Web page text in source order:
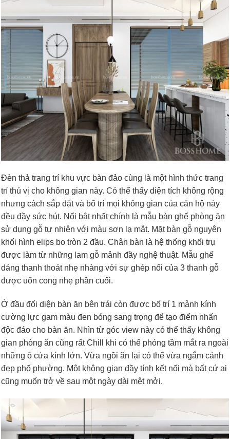
Đèn thả trang trí khu vực bàn đảo cùng là một hình thức trang
trí thú vị cho không gian này. Có thể thấy diện tích không rộng
nhưng cách sắp đặt và bố trí mọi không gian của căn hộ này
đều đầy sức hút. Nổi bật nhất chính là mẫu bàn ghế phòng ăn
sử dụng gỗ tự nhiên với màu sơn lạ mắt. Mặt bàn gỗ nguyên
khối hình elips bo tròn 2 đầu. Chân bàn là hệ thống khối trụ
được làm từ những lam gỗ mảnh đầy nghệ thuật. Mẫu ghế
dáng thanh thoát nhẹ nhàng với sự ghép nối của 3 thanh gỗ
được uốn cong nhẹ phần cuối.
Ở đầu đối diện bàn ăn bên trái còn được bố trí 1 mảnh kính
cường lực gam màu đen bóng sang trọng để tạo điểm nhấn
độc đáo cho bàn ăn. Nhìn từ góc view này có thể thấy không
gian phòng ăn cũng rất Chill khi có thể phóng tầm mắt ra ngoài
những ô cửa kính lớn. Vừa ngồi ăn lại có thể vừa ngắm cảnh
đẹp phố phường. Một không gian đầy tính kết nối mà bất cứ ai
cũng muốn trở về sau một ngày dài mệt mởi.